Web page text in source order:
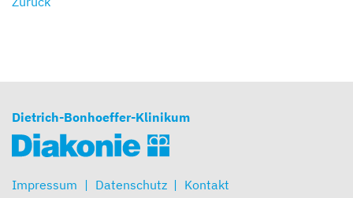
Dietrich-Bonhoeffer-Klinikum
Impressum Datenschutz Kontakt